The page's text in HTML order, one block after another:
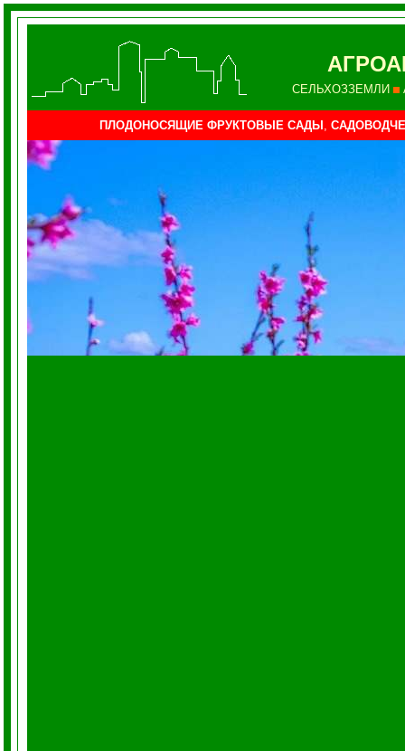
СЕЛЬХОЗЗЕМЛИ
ПЛОДОНОСЯЩИЕ ФРУКТОВЫЕ САДЫ ,